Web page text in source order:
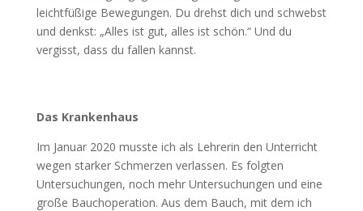
leichtfüßige Bewegungen. Du drehst dich und schwebst
und denkst: „Alles ist gut, alles ist schön.“ Und du
vergisst, dass du fallen kannst.
Das Krankenhaus
Im Januar 2020 musste ich als Lehrerin den Unterricht
wegen starker Schmerzen verlassen. Es folgten
Untersuchungen, noch mehr Untersuchungen und eine
große Bauchoperation. Aus dem Bauch, mit dem ich